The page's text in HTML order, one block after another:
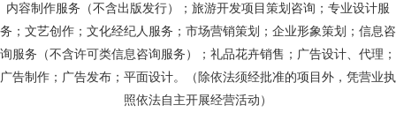
内容制作服务（不含出版发行）；旅游开发项目策划咨询；专业设计服
务；文艺创作；文化经纪人服务；市场营销策划；企业形象策划；信息咨
询服务（不含许可类信息咨询服务）；礼品花卉销售；广告设计、代理；
广告制作；广告发布；平面设计。（除依法须经批准的项目外，凭营业执
照依法自主开展经营活动）